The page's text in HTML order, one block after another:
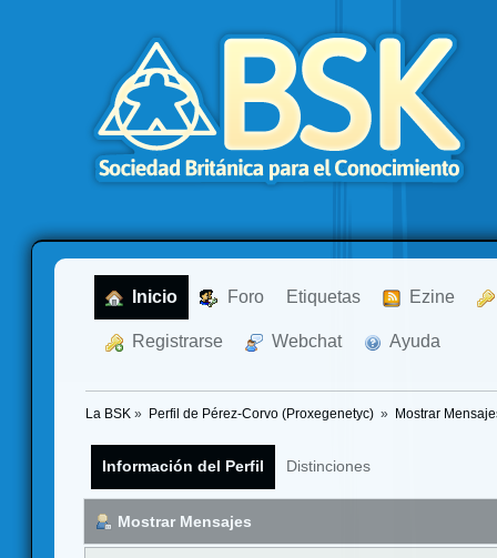
Inicio Foro Etiquetas Ezine
Registrarse Webchat Ayuda
La BSK » Perfil de Pérez-Corvo (Proxegenetyc) » Mostrar
Información del Perfil Distinciones
Mostrar Mensajes